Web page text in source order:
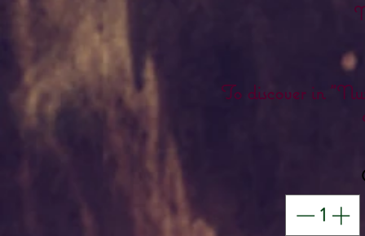
To discover in